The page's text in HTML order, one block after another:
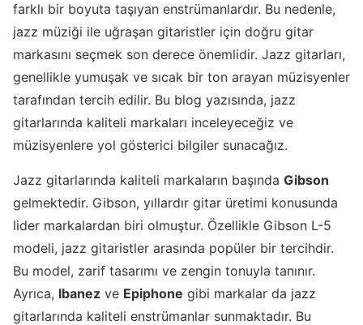
farklı bir boyuta taşıyan enstrümanlardır. Bu nedenle,
jazz müziği ile uğraşan gitaristler için doğru gitar
markasını seçmek son derece önemlidir. Jazz gitarları,
genellikle yumuşak ve sıcak bir ton arayan müzisyenler
tarafından tercih edilir. Bu blog yazısında, jazz
gitarlarında kaliteli markaları inceleyeceğiz ve
müzisyenlere yol gösterici bilgiler sunacağız.
Jazz gitarlarında kaliteli markaların başında Gibson
gelmektedir. Gibson, yıllardır gitar üretimi konusunda
lider markalardan biri olmuştur. Özellikle Gibson L-5
modeli, jazz gitaristler arasında popüler bir tercihdir.
Bu model, zarif tasarımı ve zengin tonuyla tanınır.
Ayrıca, Ibanez ve Epiphone gibi markalar da jazz
gitarlarında kaliteli enstrümanlar sunmaktadır. Bu